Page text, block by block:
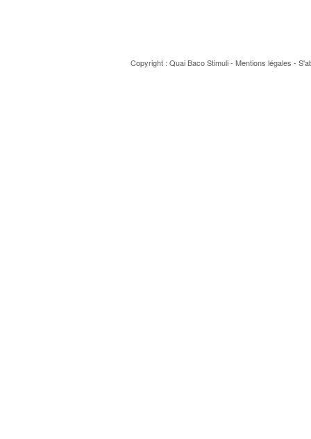
Copyright : Quai BacoStimuli- Mentions légales -